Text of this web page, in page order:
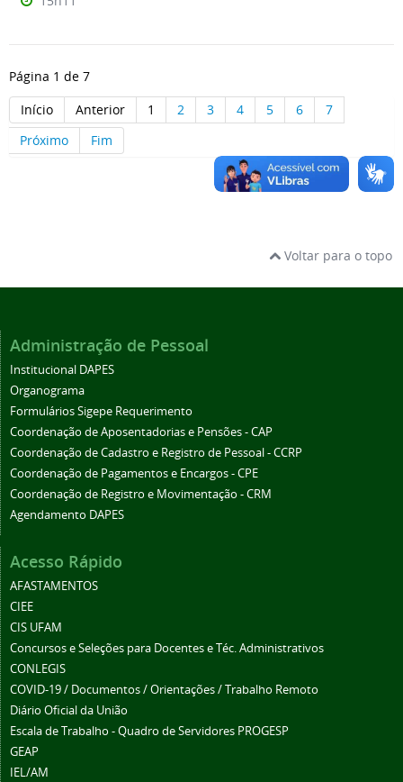
Página 1 de 7
Início
Anterior 1 2 3 4 5 6
7
Próximo
Fim
Voltar para o topo
Administração de Pessoal
Institucional DAPES
Organograma
Formulários Sigepe Requerimento
Coordenação de Aposentadorias e Pensões - CAP
Coordenação de Cadastro e Registro de Pessoal - CCRP
Coordenação de Pagamentos e Encargos - CPE
Coordenação de Registro e Movimentação - CRM
Agendamento DAPES
Acesso Rápido
AFASTAMENTOS
CIEE
CIS UFAM
Concursos e Seleções para Docentes e Téc. Administrativos
CONLEGIS
COVID-19 / Documentos / Orientações / Trabalho Remoto
Diário Oficial da União
Escala de Trabalho - Quadro de Servidores PROGESP
GEAP
IEL/AM